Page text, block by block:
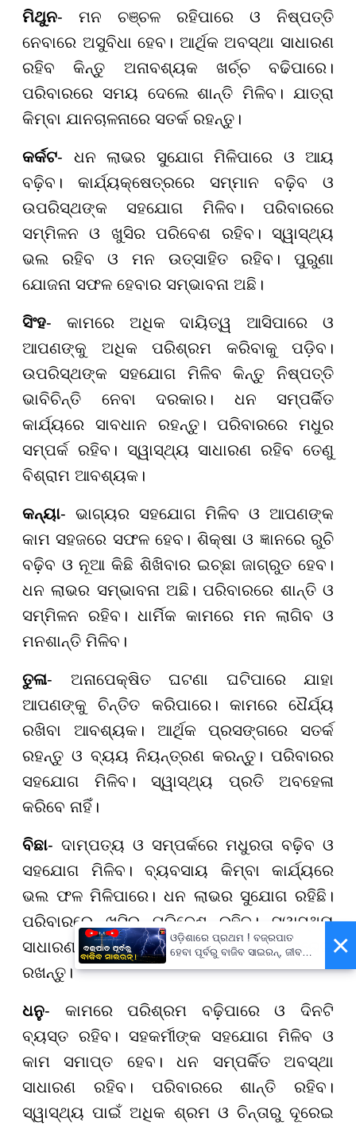
ମିଥୁନ- ମନ ଚଞ୍ଚଳ ରହିପାରେ ଓ ନିଷ୍ପତ୍ତି
ନେବାରେ ଅସୁବିଧା ହେବ। ଆର୍ଥିକ ଅବସ୍ଥା ସାଧାରଣ
ରହିବ କିନ୍ତୁ ଅନାବଶ୍ୟକ ଖର୍ଚ୍ଚ ବଢିପାରେ।
ପରିବାରରେ ସମୟ ଦେଲେ ଶାନ୍ତି ମିଳିବ। ଯାତ୍ରା
କିମ୍ବା ଯାନଚାଳନାରେ ସତର୍କ ରହନ୍ତୁ।
କର୍କଟ- ଧନ ଲାଭର ସୁଯୋଗ ମିଳିପାରେ ଓ ଆୟ
ବଢ଼ିବ। କାର୍ଯ୍ୟକ୍ଷେତ୍ରରେ ସମ୍ମାନ ବଢ଼ିବ ଓ
ଉପରିସ୍ଥଙ୍କ ସହଯୋଗ ମିଳିବ। ପରିବାରରେ
ସମ୍ମିଳନ ଓ ଖୁସିର ପରିବେଶ ରହିବ। ସ୍ୱାସ୍ଥ୍ୟ
ଭଲ ରହିବ ଓ ମନ ଉତ୍ସାହିତ ରହିବ। ପୁରୁଣା
ଯୋଜନା ସଫଳ ହେବାର ସମ୍ଭାବନା ଅଛି।
ସିଂହ- କାମରେ ଅଧିକ ଦାୟିତ୍ୱ ଆସିପାରେ ଓ
ଆପଣଙ୍କୁ ଅଧିକ ପରିଶ୍ରମ କରିବାକୁ ପଡ଼ିବ।
ଉପରିସ୍ଥଙ୍କ ସହଯୋଗ ମିଳିବ କିନ୍ତୁ ନିଷ୍ପତ୍ତି
ଭାବିଚିନ୍ତି ନେବା ଦରକାର। ଧନ ସମ୍ପର୍କିତ
କାର୍ଯ୍ୟରେ ସାବଧାନ ରହନ୍ତୁ। ପରିବାରରେ ମଧୁର
ସମ୍ପର୍କ ରହିବ। ସ୍ୱାସ୍ଥ୍ୟ ସାଧାରଣ ରହିବ ତେଣୁ
ବିଶ୍ରାମ ଆବଶ୍ୟକ।
କନ୍ୟା- ଭାଗ୍ୟର ସହଯୋଗ ମିଳିବ ଓ ଆପଣଙ୍କ
କାମ ସହଜରେ ସଫଳ ହେବ। ଶିକ୍ଷା ଓ ଜ୍ଞାନରେ ରୁଚି
ବଢ଼ିବ ଓ ନୂଆ କିଛି ଶିଖିବାର ଇଚ୍ଛା ଜାଗ୍ରୁତ ହେବ।
ଧନ ଲାଭର ସମ୍ଭାବନା ଅଛି। ପରିବାରରେ ଶାନ୍ତି ଓ
ସମ୍ମିଳନ ରହିବ। ଧାର୍ମିକ କାମରେ ମନ ଲାଗିବ ଓ
ମନଶାନ୍ତି ମିଳିବ।
ତୁଳା- ଅନାପେକ୍ଷିତ ଘଟଣା ଘଟିପାରେ ଯାହା
ଆପଣଙ୍କୁ ଚିନ୍ତିତ କରିପାରେ। କାମରେ ଧୈର୍ଯ୍ୟ
ରଖିବା ଆବଶ୍ୟକ। ଆର୍ଥିକ ପ୍ରସଙ୍ଗରେ ସତର୍କ
ରହନ୍ତୁ ଓ ବ୍ୟୟ ନିୟନ୍ତ୍ରଣ କରନ୍ତୁ। ପରିବାରର
ସହଯୋଗ ମିଳିବ। ସ୍ୱାସ୍ଥ୍ୟ ପ୍ରତି ଅବହେଳା
କରିବେ ନାହିଁ।
ବିଛା- ଦାମ୍ପତ୍ୟ ଓ ସମ୍ପର୍କରେ ମଧୁରତା ବଢ଼ିବ ଓ
ସହଯୋଗ ମିଳିବ। ବ୍ୟବସାୟ କିମ୍ବା କାର୍ଯ୍ୟରେ
ଭଲ ଫଳ ମିଳିପାରେ। ଧନ ଲାଭର ସୁଯୋଗ ରହିଛି।
ପରିବାରରେ ଖୁସିର ପରିବେଶ ରହିବ। ସ୍ୱାସ୍ଥ୍ୟ
ସାଧାରଣ ରହିବ କିନ୍ତୁ ଅତ୍ୟଧିକ ଚିନ୍ତା ଦୂରେଇ
ରଖନ୍ତୁ।
ଧନୁ- କାମରେ ପରିଶ୍ରମ ବଢ଼ିପାରେ ଓ ଦିନଟି
ବ୍ୟସ୍ତ ରହିବ। ସହକର୍ମୀଙ୍କ ସହଯୋଗ ମିଳିବ ଓ
କାମ ସମାପ୍ତ ହେବ। ଧନ ସମ୍ପର୍କିତ ଅବସ୍ଥା
ସାଧାରଣ ରହିବ। ପରିବାରରେ ଶାନ୍ତି ରହିବ।
ସ୍ୱାସ୍ଥ୍ୟ ପାଇଁ ଅଧିକ ଶ୍ରମ ଓ ଚିନ୍ତାରୁ ଦୂରେଇ
×
ଓଡ଼ିଶାରେ ପ୍ରଥମ ! ବଜ୍ରପାତ
ହେବା ପୂର୍ବରୁ ବାଜିବ ସାଇରନ୍, ଜୀବନ
ବଞ୍ଚାଇବା ପାଇଁ ରାଜ୍ୟ ସରକାଙ୍କ